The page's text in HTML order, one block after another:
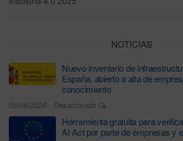
NOTICIAS
Nuevo inventario de
España, abierto a alta de
conocimiento
05/08/2026 Desactivado
Herramienta gratuita para
AI Act por parte de empresas y